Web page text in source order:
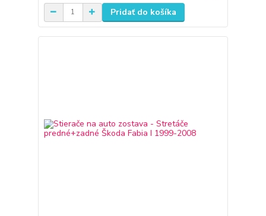
Pridať do košíka